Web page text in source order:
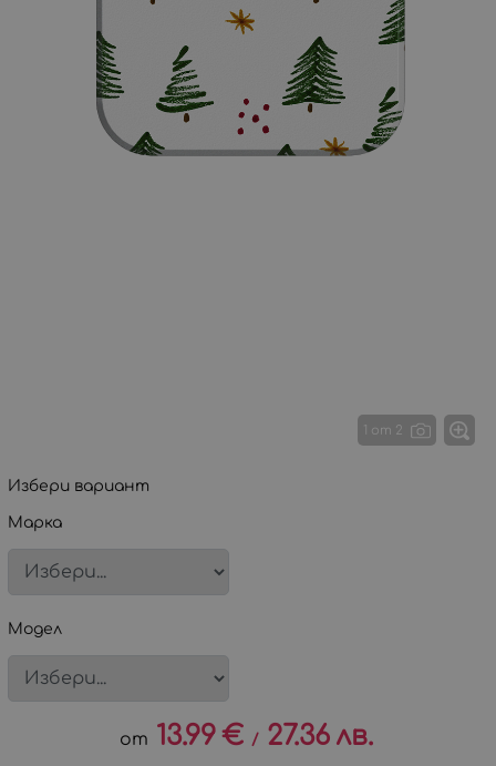
1 от 2
Избери вариант
Марка
Модел
13.99€ / 27.36 лв.